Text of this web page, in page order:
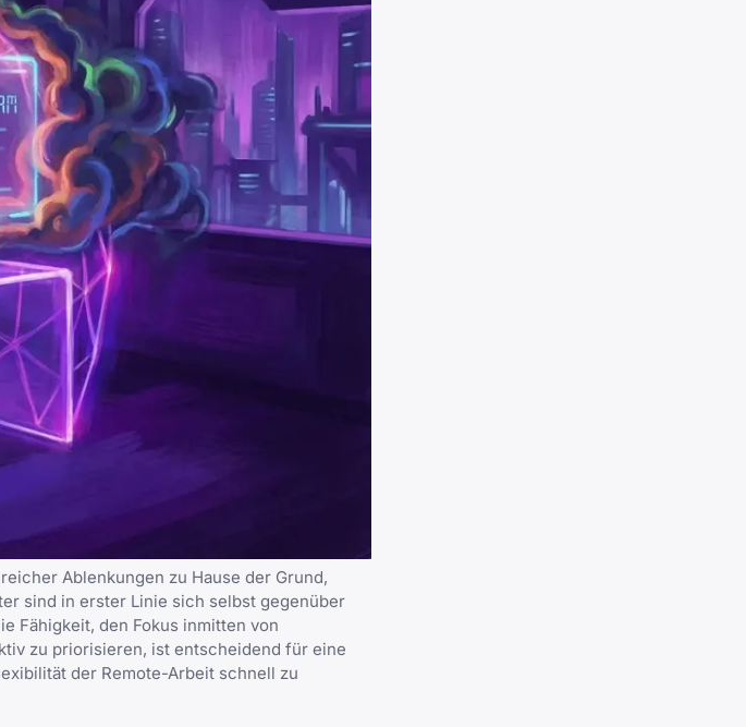
Ablenkungen zu Hause der Grund,
sind in erster Linie sich selbst gegenüber
Fähigkeit, den Fokus inmitten von
zu priorisieren, ist entscheidend für eine
der Remote-Arbeit schnell zu